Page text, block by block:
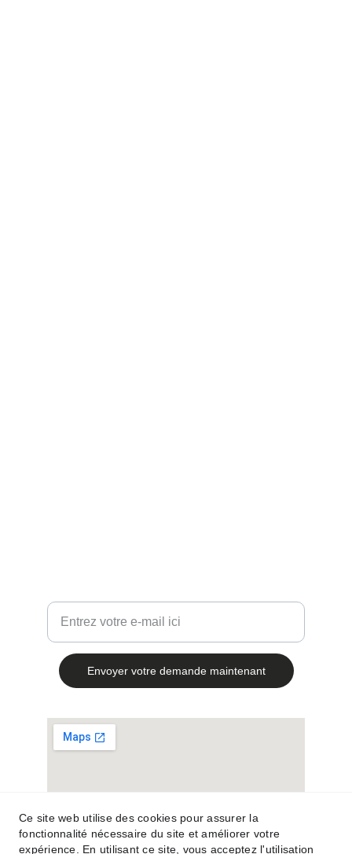
Envoyer votre demande maintenant
Ce site web utilise des cookies pour assurer la
fonctionnalité nécessaire du site et améliorer votre
expérience. En utilisant ce site, vous acceptez l'utilisation